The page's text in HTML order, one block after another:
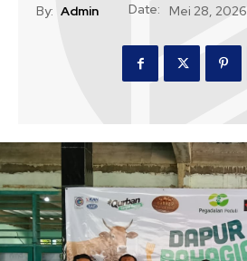
By: Admin Date: Mei 28, 2026